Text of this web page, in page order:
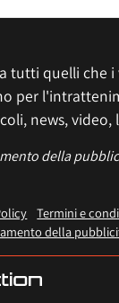
tutti quelli che
per
news, video,
della
Termini e
della